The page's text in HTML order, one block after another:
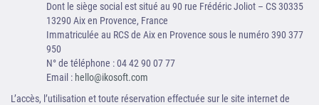
Dont le siège social est situé au 90 rue Frédéric Joliot – CS 30335
13290 Aix en Provence, France
Immatriculée au RCS de Aix en Provence sous le numéro 390 377
950
N° de téléphone : 04 42 90 07 77
Email : hello@ikosoft.com
L’accès, l’utilisation et toute réservation effectuée sur le site internet de